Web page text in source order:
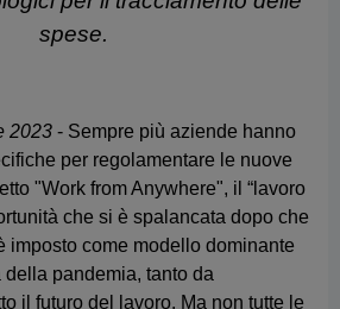
che si è spalancata dopo che
imposto come modello dominante
in come regolamentarlo: ogni
la questione da una
senza un giudizio unanime sul
tra le aspettative dei dipendenti e
superiori. Quali sono gli impatti